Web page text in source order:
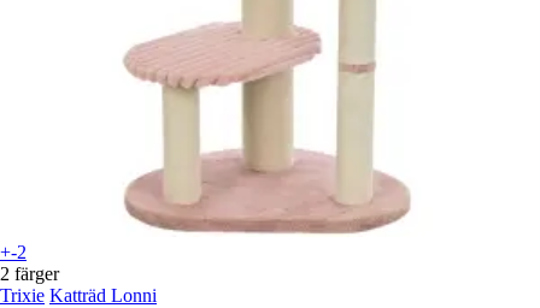
+-2
2 färger
Trixie Katträd Lonni